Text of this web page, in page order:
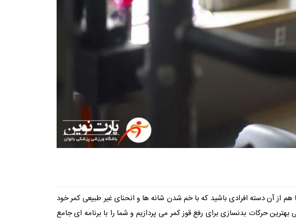
از آن دسته افرادی باشید که با خم شدن شانه ‌ها و انحنای غیر طبیعی کمر خود
حرکات بدنسازی برای رفع قوز کمر می ‌پردازیم و شما را با برنامه ‌ای جامع